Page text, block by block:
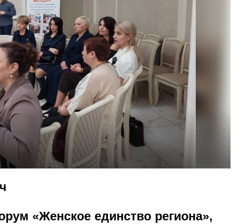
«Женское единство региона»,